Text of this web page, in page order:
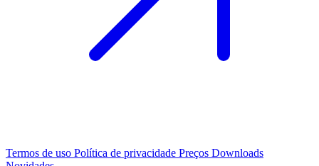
Termos de uso Política de privacidade Preços Downloads